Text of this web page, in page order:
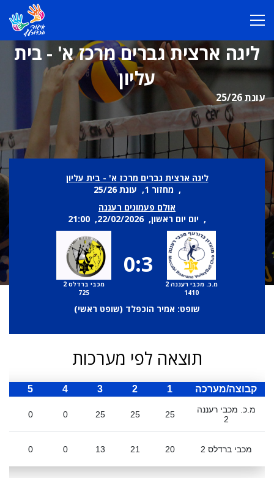
ליגה ארצית גברים מרכז א' - בית
עליון
עונת 25/26
ליגה ארצית גברים מרכז א' - בית עליון
, מחזור 1, עונת 25/26
אולם פעמונים רעננה
, יום יום ראשון, 22/02/2026, 21:00
מ.כ. מכבי רעננה 2
1410
0:3
מכבי ברדלס 2
725
שופט: אמיר הוכפלד (שופט ראשי)
תוצאה לפי מערכות
קבוצה/מערכה 1
2
3
4
5
מ.כ. מכבי רעננה
2
25
25
25
0
0
מכבי ברדלס 2 20
21
13
0
0